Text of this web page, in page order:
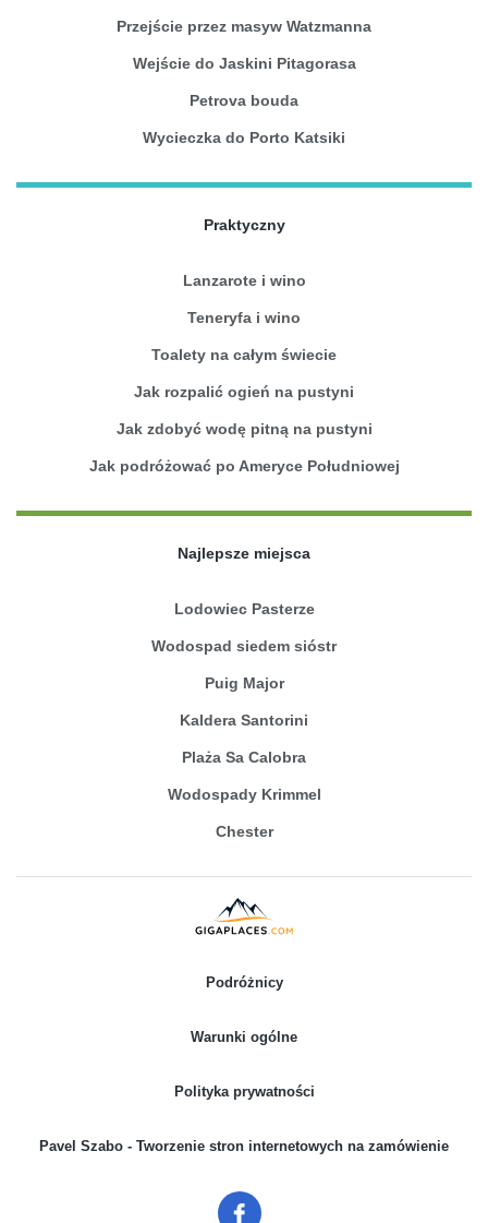
Przejście przez masyw Watzmanna
Wejście do Jaskini Pitagorasa
Petrova bouda
Wycieczka do Porto Katsiki
Praktyczny
Lanzarote i wino
Teneryfa i wino
Toalety na całym świecie
Jak rozpalić ogień na pustyni
Jak zdobyć wodę pitną na pustyni
Jak podróżować po Ameryce Południowej
Najlepsze miejsca
Lodowiec Pasterze
Wodospad siedem sióstr
Puig Major
Kaldera Santorini
Plaża Sa Calobra
Wodospady Krimmel
Chester
Podróżnicy
Warunki ogólne
Polityka prywatności
Pavel Szabo - Tworzenie stron internetowych na zamówienie